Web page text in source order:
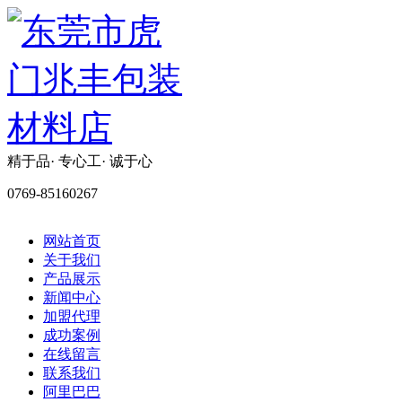
精于品· 专心工· 诚于心
0769-85160267
网站首页
关于我们
产品展示
新闻中心
加盟代理
成功案例
在线留言
联系我们
阿里巴巴